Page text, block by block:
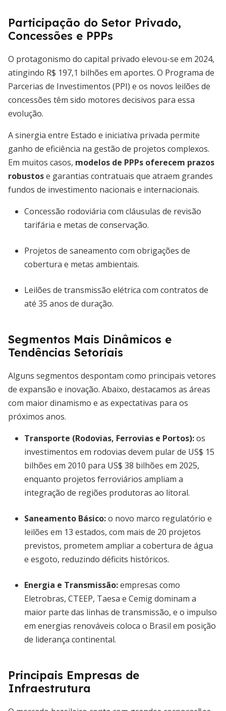
Participação do Setor Privado,
Concessões e PPPs
O protagonismo do capital privado elevou-se em 2024,
atingindo R$ 197,1 bilhões em aportes. O Programa de
Parcerias de Investimentos (PPI) e os novos leilões de
concessões têm sido motores decisivos para essa
evolução.
A sinergia entre Estado e iniciativa privada permite
ganho de eficiência na gestão de projetos complexos.
Em muitos casos, modelos de PPPs oferecem prazos
robustose garantias contratuais que atraem grandes
fundos de investimento nacionais e internacionais.
Concessão rodoviária com cláusulas de revisão
tarifária e metas de conservação.
Projetos de saneamento com obrigações de
cobertura e metas ambientais.
Leilões de transmissão elétrica com contratos de
até 35 anos de duração.
Segmentos Mais Dinâmicos e
Tendências Setoriais
Alguns segmentos despontam como principais vetores
de expansão e inovação. Abaixo, destacamos as áreas
com maior dinamismo e as expectativas para os
próximos anos.
Transporte (Rodovias, Ferrovias e Portos):os
investimentos em rodovias devem pular de US$ 15
bilhões em 2010 para US$ 38 bilhões em 2025,
enquanto projetos ferroviários ampliam a
integração de regiões produtoras ao litoral.
Saneamento Básico:o novo marco regulatório e
leilões em 13 estados, com mais de 20 projetos
previstos, prometem ampliar a cobertura de água
e esgoto, reduzindo déficits históricos.
Energia e Transmissão:empresas como
Eletrobras, CTEEP, Taesa e Cemig dominam a
maior parte das linhas de transmissão, e o impulso
em energias renováveis coloca o Brasil em posição
de liderança continental.
Principais Empresas de
Infraestrutura